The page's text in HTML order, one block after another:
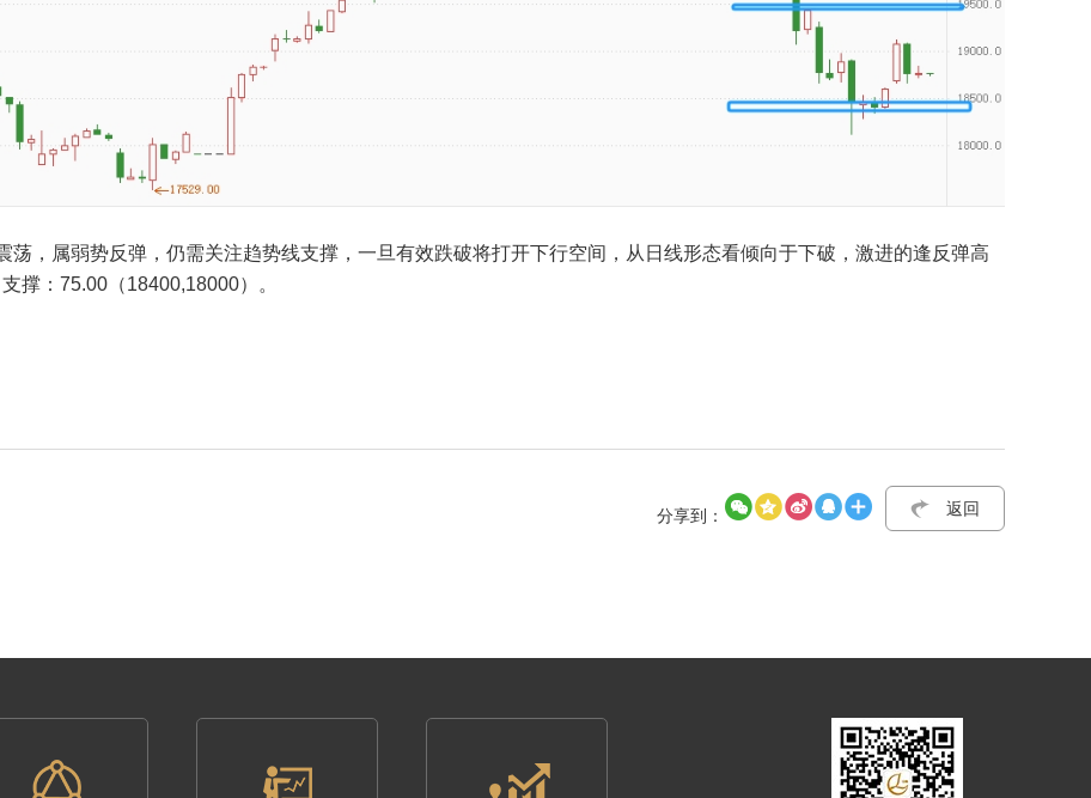
，属弱势反弹，仍需关注趋势线支撑，一旦有效跌破将打开下行空间，从日线形态看倾向于下破，激进的逢反弹高
撑：75.00（18400,18000）。
返回
分享到：